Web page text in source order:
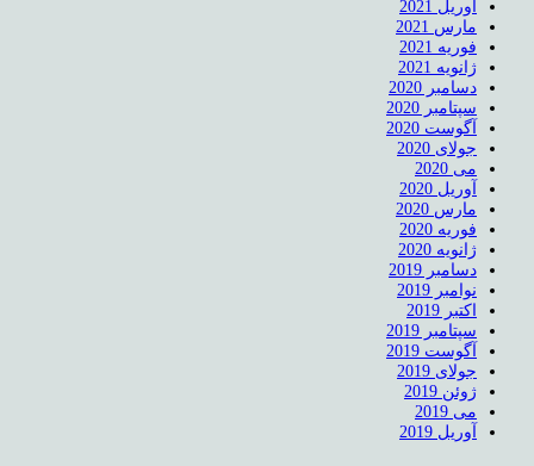
آوریل 2021
مارس 2021
فوریه 2021
ژانویه 2021
دسامبر 2020
سپتامبر 2020
آگوست 2020
جولای 2020
می 2020
آوریل 2020
مارس 2020
فوریه 2020
ژانویه 2020
دسامبر 2019
نوامبر 2019
اکتبر 2019
سپتامبر 2019
آگوست 2019
جولای 2019
ژوئن 2019
می 2019
آوریل 2019